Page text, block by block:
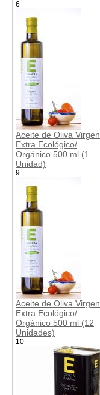
6
Aceite de Oliva Virgen
Extra Ecológico/
Orgánico 500 ml (1
Unidad)
9
Aceite de Oliva Virgen
Extra Ecológico/
Orgánico 500 ml (12
Unidades)
10